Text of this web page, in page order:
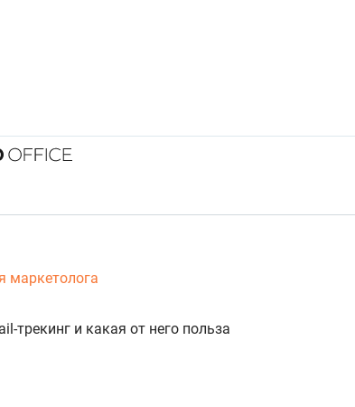
маркетолога
трекинг и какая от него польза